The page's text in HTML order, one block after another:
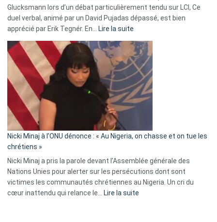
news
»
Glucksmann lors d’un débat particulièrement tendu sur LCI, Ce
duel verbal, animé par un David Pujadas dépassé, est bien
apprécié par Erik Tegnér. En…
Lire la suite
Tegnér
exulte
« Zemmour
a
tout
parle
ses
tripes »
Nicki Minaj à l’ONU dénonce : « Au Nigeria, on chasse et on tue les
chrétiens »
Nicki Minaj a pris la parole devant l’Assemblée générale des
Nations Unies pour alerter sur les persécutions dont sont
victimes les communautés chrétiennes au Nigeria. Un cri du
cœur inattendu qui relance le…
Lire la suite